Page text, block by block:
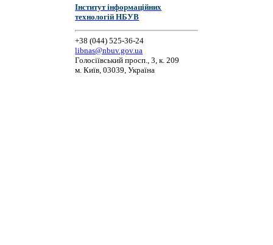
Інститут інформаційних
технологій НБУВ
+38 (044) 525-36-24
libnas@nbuv.gov.ua
Голосіївський просп., 3, к. 209
м. Київ, 03039, Україна